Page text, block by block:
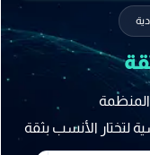
لتختار الأنسب بثقة